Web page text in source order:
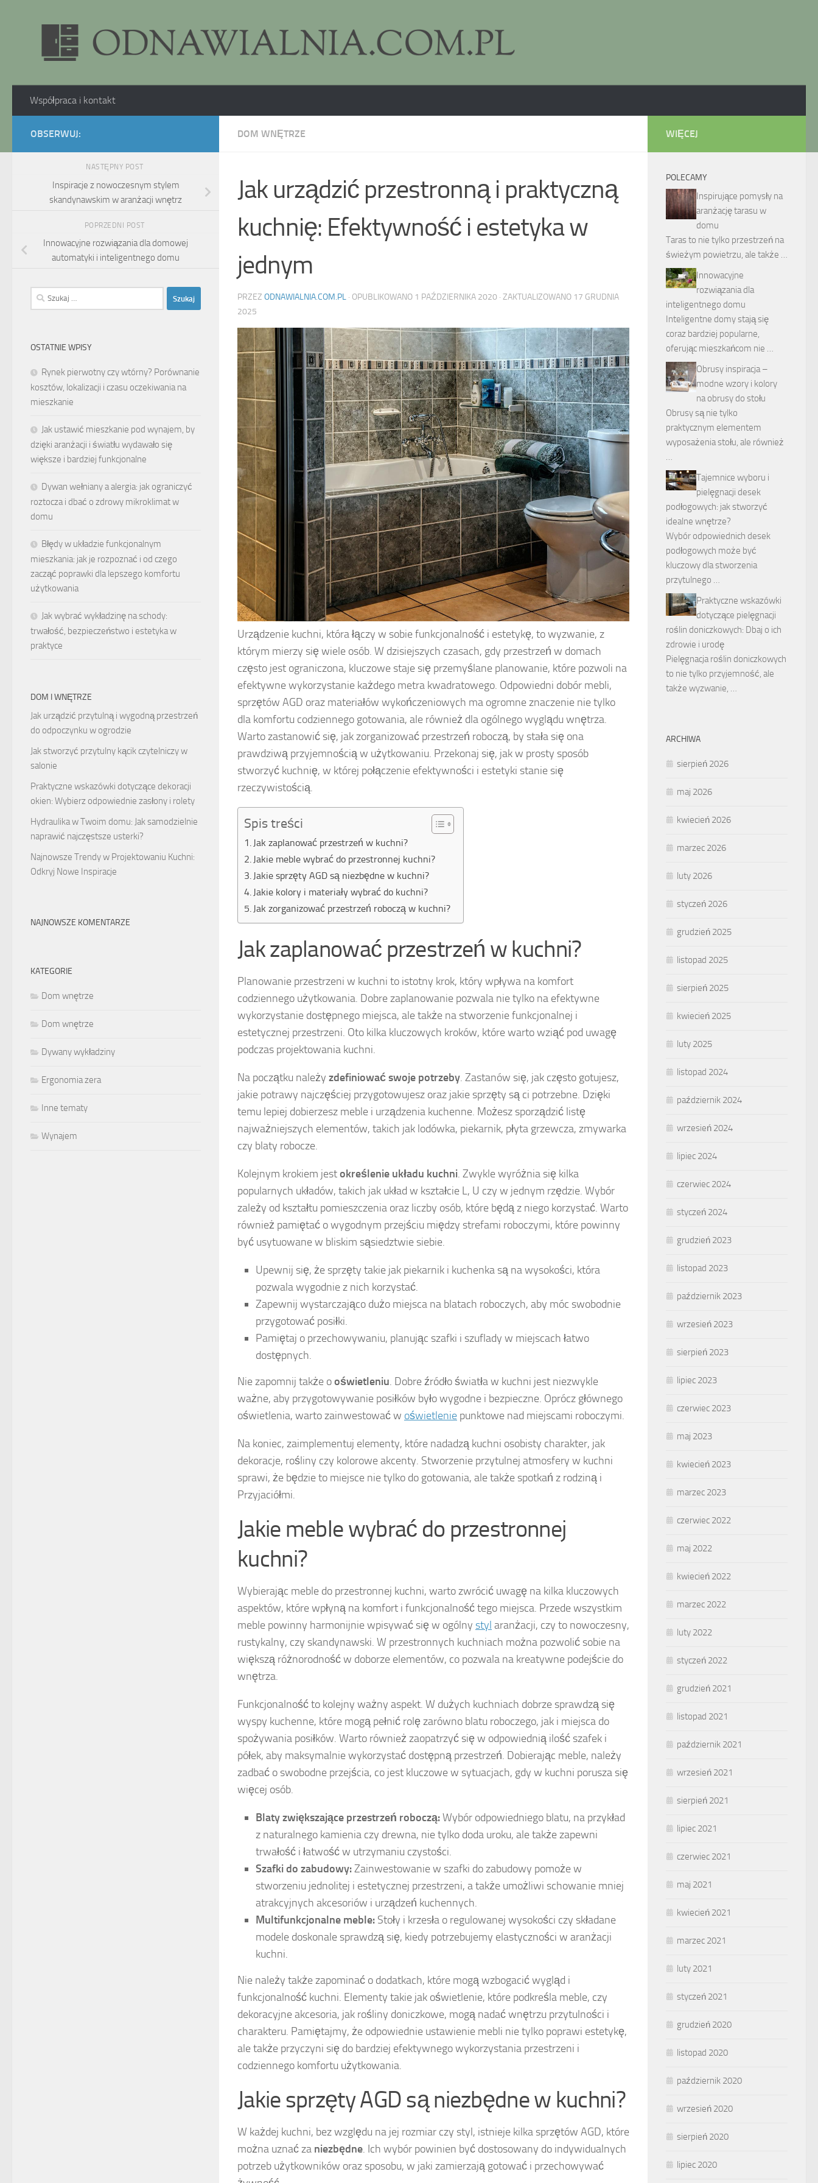
Współpraca i kontakt
DOM WNĘTRZE
Jak urządzić przestronną i praktyczną
kuchnię: Efektywność i estetyka w
jednym
PRZEZ ODNAWIALNIA.COM.PL · OPUBLIKOWANO 1 PAŹDZIERNIKA 2020 · ZAKTUALIZOWANO 17 GRUDNIA
2025
Urządzenie kuchni, która łączy w sobie funkcjonalność i estetykę, to wyzwanie, z
którym mierzy się wiele osób. W dzisiejszych czasach, gdy przestrzeń w domach
często jest ograniczona, kluczowe staje się przemyślane planowanie, które pozwoli na
efektywne wykorzystanie każdego metra kwadratowego. Odpowiedni dobór mebli,
sprzętów AGD oraz materiałów wykończeniowych ma ogromne znaczenie nie tylko
dla komfortu codziennego gotowania, ale również dla ogólnego wyglądu wnętrza.
Warto zastanowić się, jak zorganizować przestrzeń roboczą, by stała się ona
prawdziwą przyjemnością w użytkowaniu. Przekonaj się, jak w prosty sposób
stworzyć kuchnię, w której połączenie efektywności i estetyki stanie się
rzeczywistością.
Spis treści
Jak zaplanować przestrzeń w kuchni?
Jakie meble wybrać do przestronnej kuchni?
Jakie sprzęty AGD są niezbędne w kuchni?
Jakie kolory i materiały wybrać do kuchni?
Jak zorganizować przestrzeń roboczą w kuchni?
Jak zaplanować przestrzeń w kuchni?
Planowanie przestrzeni w kuchni to istotny krok, który wpływa na komfort
codziennego użytkowania. Dobre zaplanowanie pozwala nie tylko na efektywne
wykorzystanie dostępnego miejsca, ale także na stworzenie funkcjonalnej i
estetycznej przestrzeni. Oto kilka kluczowych kroków, które warto wziąć pod uwagę
podczas projektowania kuchni.
Na początku należy zdefiniować swoje potrzeby. Zastanów się, jak często gotujesz,
jakie potrawy najczęściej przygotowujesz oraz jakie sprzęty są ci potrzebne. Dzięki
temu lepiej dobierzesz meble i urządzenia kuchenne. Możesz sporządzić listę
najważniejszych elementów, takich jak lodówka, piekarnik, płyta grzewcza, zmywarka
czy blaty robocze.
Kolejnym krokiem jestokreślenie układu kuchni. Zwykle wyróżnia się kilka
popularnych układów, takich jak układ w kształcie L, U czy w jednym rzędzie. Wybór
zależy od kształtu pomieszczenia oraz liczby osób, które będą z niego korzystać. Warto
również pamiętać o wygodnym przejściu między strefami roboczymi, które powinny
być usytuowane w bliskim sąsiedztwie siebie.
Upewnij się, że sprzęty takie jak piekarnik i kuchenka są na wysokości, która
pozwala wygodnie z nich korzystać.
Zapewnij wystarczająco dużo miejsca na blatach roboczych, aby móc swobodnie
przygotować posiłki.
Pamiętaj o przechowywaniu, planując szafki i szuflady w miejscach łatwo
dostępnych.
Nie zapomnij także ooświetleniu. Dobre źródło światła w kuchni jest niezwykle
ważne, aby przygotowywanie posiłków było wygodne i bezpieczne. Oprócz głównego
oświetlenia, warto zainwestować w oświetlenie punktowe nad miejscami roboczymi.
Na koniec, zaimplementuj elementy, które nadadzą kuchni osobisty charakter, jak
dekoracje, rośliny czy kolorowe akcenty. Stworzenie przytulnej atmosfery w kuchni
sprawi, że będzie to miejsce nie tylko do gotowania, ale także spotkań z rodziną i
Przyjaciółmi.
Jakie meble wybrać do przestronnej
kuchni?
Wybierając meble do przestronnej kuchni, warto zwrócić uwagę na kilka kluczowych
aspektów, które wpłyną na komfort i funkcjonalność tego miejsca. Przede wszystkim
meble powinny harmonijnie wpisywać się w ogólny styl aranżacji, czy to nowoczesny,
rustykalny, czy skandynawski. W przestronnych kuchniach można pozwolić sobie na
większą różnorodność w doborze elementów, co pozwala na kreatywne podejście do
wnętrza.
Funkcjonalność to kolejny ważny aspekt. W dużych kuchniach dobrze sprawdzą się
wyspy kuchenne, które mogą pełnić rolę zarówno blatu roboczego, jak i miejsca do
spożywania posiłków. Warto również zaopatrzyć się w odpowiednią ilość szafek i
półek, aby maksymalnie wykorzystać dostępną przestrzeń. Dobierając meble, należy
zadbać o swobodne przejścia, co jest kluczowe w sytuacjach, gdy w kuchni porusza się
więcej osób.
Blaty zwiększające przestrzeń roboczą:Wybór odpowiedniego blatu, na przykład
z naturalnego kamienia czy drewna, nie tylko doda uroku, ale także zapewni
trwałość i łatwość w utrzymaniu czystości.
Szafki do zabudowy:Zainwestowanie w szafki do zabudowy pomoże w
stworzeniu jednolitej i estetycznej przestrzeni, a także umożliwi schowanie mniej
atrakcyjnych akcesoriów i urządzeń kuchennych.
Multifunkcjonalne meble: Stoły i krzesła o regulowanej wysokości czy składane
modele doskonale sprawdzą się, kiedy potrzebujemy elastyczności w aranżacji
kuchni.
Nie należy także zapominać o dodatkach, które mogą wzbogacić wygląd i
funkcjonalność kuchni. Elementy takie jak oświetlenie, które podkreśla meble, czy
dekoracyjne akcesoria, jak rośliny doniczkowe, mogą nadać wnętrzu przytulności i
charakteru. Pamiętajmy, że odpowiednie ustawienie mebli nie tylko poprawi estetykę,
ale także przyczyni się do bardziej efektywnego wykorzystania przestrzeni i
codziennego komfortu użytkowania.
Jakie sprzęty AGD są niezbędne w kuchni?
W każdej kuchni, bez względu na jej rozmiar czy styl, istnieje kilka sprzętów AGD, które
można uznać za niezbędne. Ich wybór powinien być dostosowany do indywidualnych
potrzeb użytkowników oraz sposobu, w jaki zamierzają gotować i przechowywać
OBSERWUJ:
NASTĘPNY POST
Inspiracje z nowoczesnym stylem
skandynawskim w aranżacji wnętrz
POPRZEDNI POST
Innowacyjne rozwiązania dla domowej
automatyki i inteligentnego domu
Szukaj:
OSTATNIE WPISY
Rynek pierwotny czy wtórny? Porównanie
kosztów, lokalizacji i czasu oczekiwania na
mieszkanie
Jak ustawić mieszkanie pod wynajem, by
dzięki aranżacji i światłu wydawało się
większe i bardziej funkcjonalne
Dywan wełniany a alergia: jak ograniczyć
roztocza i dbać o zdrowy mikroklimat w
domu
Błędy w układzie funkcjonalnym
mieszkania: jak je rozpoznać i od czego
zacząć poprawki dla lepszego komfortu
użytkowania
Jak wybrać wykładzinę na schody:
trwałość, bezpieczeństwo i estetyka w
praktyce
DOM I WNĘTRZE
Jak urządzić przytulną i wygodną przestrzeń
do odpoczynku w ogrodzie
Jak stworzyć przytulny kącik czytelniczy w
salonie
Praktyczne wskazówki dotyczące dekoracji
okien: Wybierz odpowiednie zasłony i rolety
Hydraulika w Twoim domu: Jak samodzielnie
naprawić najczęstsze usterki?
Najnowsze Trendy w Projektowaniu Kuchni:
Odkryj Nowe Inspiracje
NAJNOWSZE KOMENTARZE
KATEGORIE
Dom wnętrze
Dom wnętrze
Dywany wykładziny
Ergonomia zera
Inne tematy
Wynajem
WIĘCEJ
POLECAMY
Inspirujące pomysły na
aranżację tarasu w
domu
Taras to nie tylko przestrzeń na
świeżym powietrzu, ale także …
Innowacyjne
rozwiązania dla
inteligentnego domu
Inteligentne domy stają się
coraz bardziej popularne,
oferując mieszkańcom nie …
Obrusy inspiracja –
modne wzory i kolory
na obrusy do stołu
Obrusy są nie tylko
praktycznym elementem
wyposażenia stołu, ale również
…
Tajemnice wyboru i
pielęgnacji desek
podłogowych: jak stworzyć
idealne wnętrze?
Wybór odpowiednich desek
podłogowych może być
kluczowy dla stworzenia
przytulnego …
Praktyczne wskazówki
dotyczące pielęgnacji
roślin doniczkowych: Dbaj o ich
zdrowie i urodę
Pielęgnacja roślin doniczkowych
to nie tylko przyjemność, ale
także wyzwanie, …
ARCHIWA
sierpień 2026
maj 2026
kwiecień 2026
marzec 2026
luty 2026
styczeń 2026
grudzień 2025
listopad 2025
sierpień 2025
kwiecień 2025
luty 2025
listopad 2024
październik 2024
wrzesień 2024
lipiec 2024
czerwiec 2024
styczeń 2024
grudzień 2023
listopad 2023
październik 2023
wrzesień 2023
sierpień 2023
lipiec 2023
czerwiec 2023
maj 2023
kwiecień 2023
marzec 2023
czerwiec 2022
maj 2022
kwiecień 2022
marzec 2022
luty 2022
styczeń 2022
grudzień 2021
listopad 2021
październik 2021
wrzesień 2021
sierpień 2021
lipiec 2021
czerwiec 2021
maj 2021
kwiecień 2021
marzec 2021
luty 2021
styczeń 2021
grudzień 2020
listopad 2020
październik 2020
wrzesień 2020
sierpień 2020
lipiec 2020